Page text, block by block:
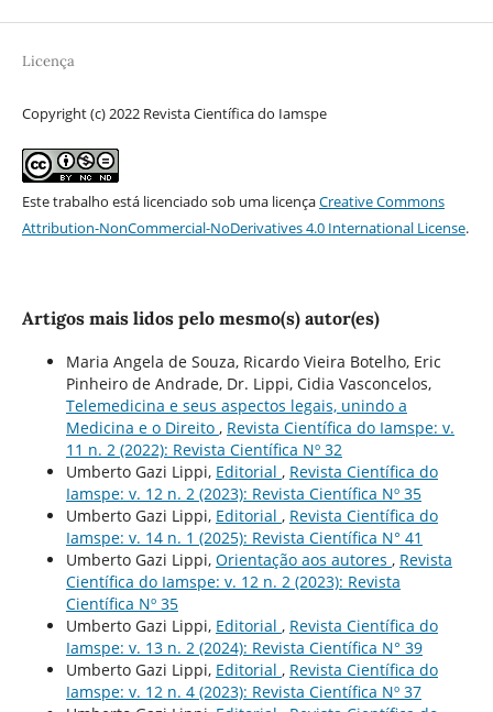
Licença
Copyright (c) 2022 Revista Científica do Iamspe
Este trabalho está licenciado sob uma licençaCreative Commons
Attribution-NonCommercial-NoDerivatives 4.0 International License.
Artigos mais lidos pelo mesmo(s) autor(es)
Maria Angela de Souza, Ricardo Vieira Botelho, Eric
Pinheiro de Andrade, Dr. Lippi, Cidia Vasconcelos,
Telemedicina e seus aspectos legais, unindo a
Medicina e o Direito , Revista Científica do Iamspe: v.
11 n. 2 (2022): Revista Científica Nº 32
Umberto Gazi Lippi, Editorial , Revista Científica do
Iamspe: v. 12 n. 2 (2023): Revista Científica Nº 35
Umberto Gazi Lippi, Editorial , Revista Científica do
Iamspe: v. 14 n. 1 (2025): Revista Científica N° 41
Umberto Gazi Lippi, Orientação aos autores , Revista
Científica do Iamspe: v. 12 n. 2 (2023): Revista
Científica Nº 35
Umberto Gazi Lippi, Editorial , Revista Científica do
Iamspe: v. 13 n. 2 (2024): Revista Científica N° 39
Umberto Gazi Lippi, Editorial , Revista Científica do
Iamspe: v. 12 n. 4 (2023): Revista Científica Nº 37